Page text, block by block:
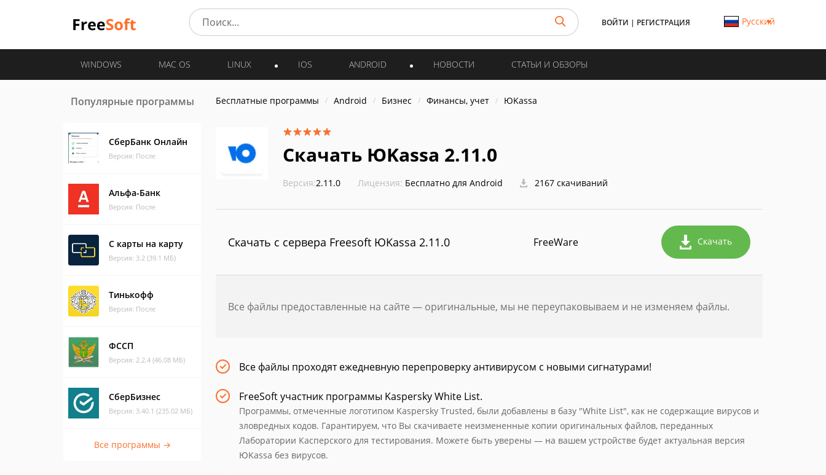
ВОЙТИ | РЕГИСТРАЦИЯ Русский
WINDOWS MAC OS LINUX IOS ANDROID НОВОСТИ СТАТЬИ И ОБЗОРЫ
Популярные программы
СберБанк Онлайн
Версия: После
Альфа-Банк
Версия: После
С карты на карту
Версия: 3.2 (39.1 МБ)
Тинькофф
Версия: После
ФССП
Версия: 2.2.4 (46.08 МБ)
СберБизнес
Версия: 3.40.1 (235.02 МБ)
Все программы →
Бесплатные программы Android Бизнес Финансы, учет ЮKassa
Скачать ЮKassa 2.11.0
Версия:2.11.0 Лицензия: Бесплатно для Android 2167 скачиваний
Скачать с сервера Freesoft ЮKassa 2.11.0 FreeWare Скачать
Все файлы предоставленные на сайте — оригинальные, мы не переупаковываем и не изменяем файлы.
Все файлы проходят ежедневную перепроверку антивирусом с новыми сигнатурами!
FreeSoft участник программы Kaspersky White List.
Программы, отмеченные логотипом Kaspersky Trusted, были добавлены в базу "White List", как не содержащие вирусов и
зловредных кодов. Гарантируем, что Вы скачиваете неизмененные копии оригинальных файлов, переданных
Лаборатории Касперского для тестирования. Можете быть уверены — на вашем устройстве будет актуальная версия
ЮKassa без вирусов.